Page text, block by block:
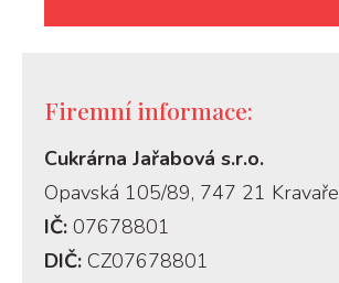
Firemní informace:
Cukrárna Jařabová s.r.o.
Opavská 105/89, 747 21 Kravaře
IČ: 07678801
DIČ: CZ07678801